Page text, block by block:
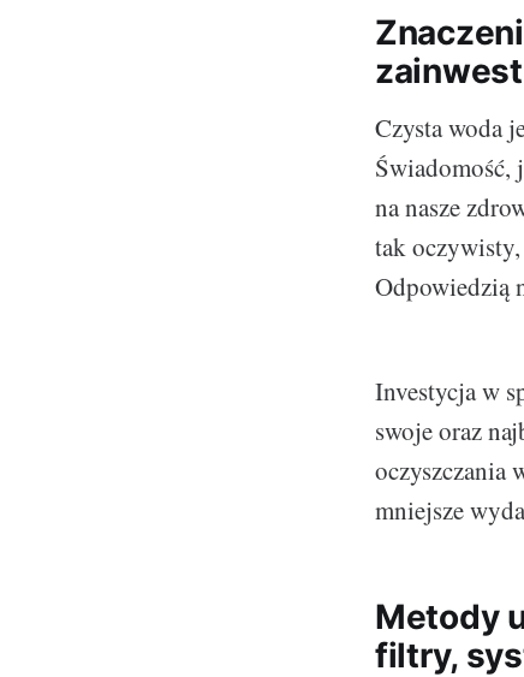
Czysta woda
Świadomość,
na nasze
tak oczywisty,
Odpowiedzią
Investycja w
swoje oraz
oczyszczania
mniejsze
Metody
filtry,